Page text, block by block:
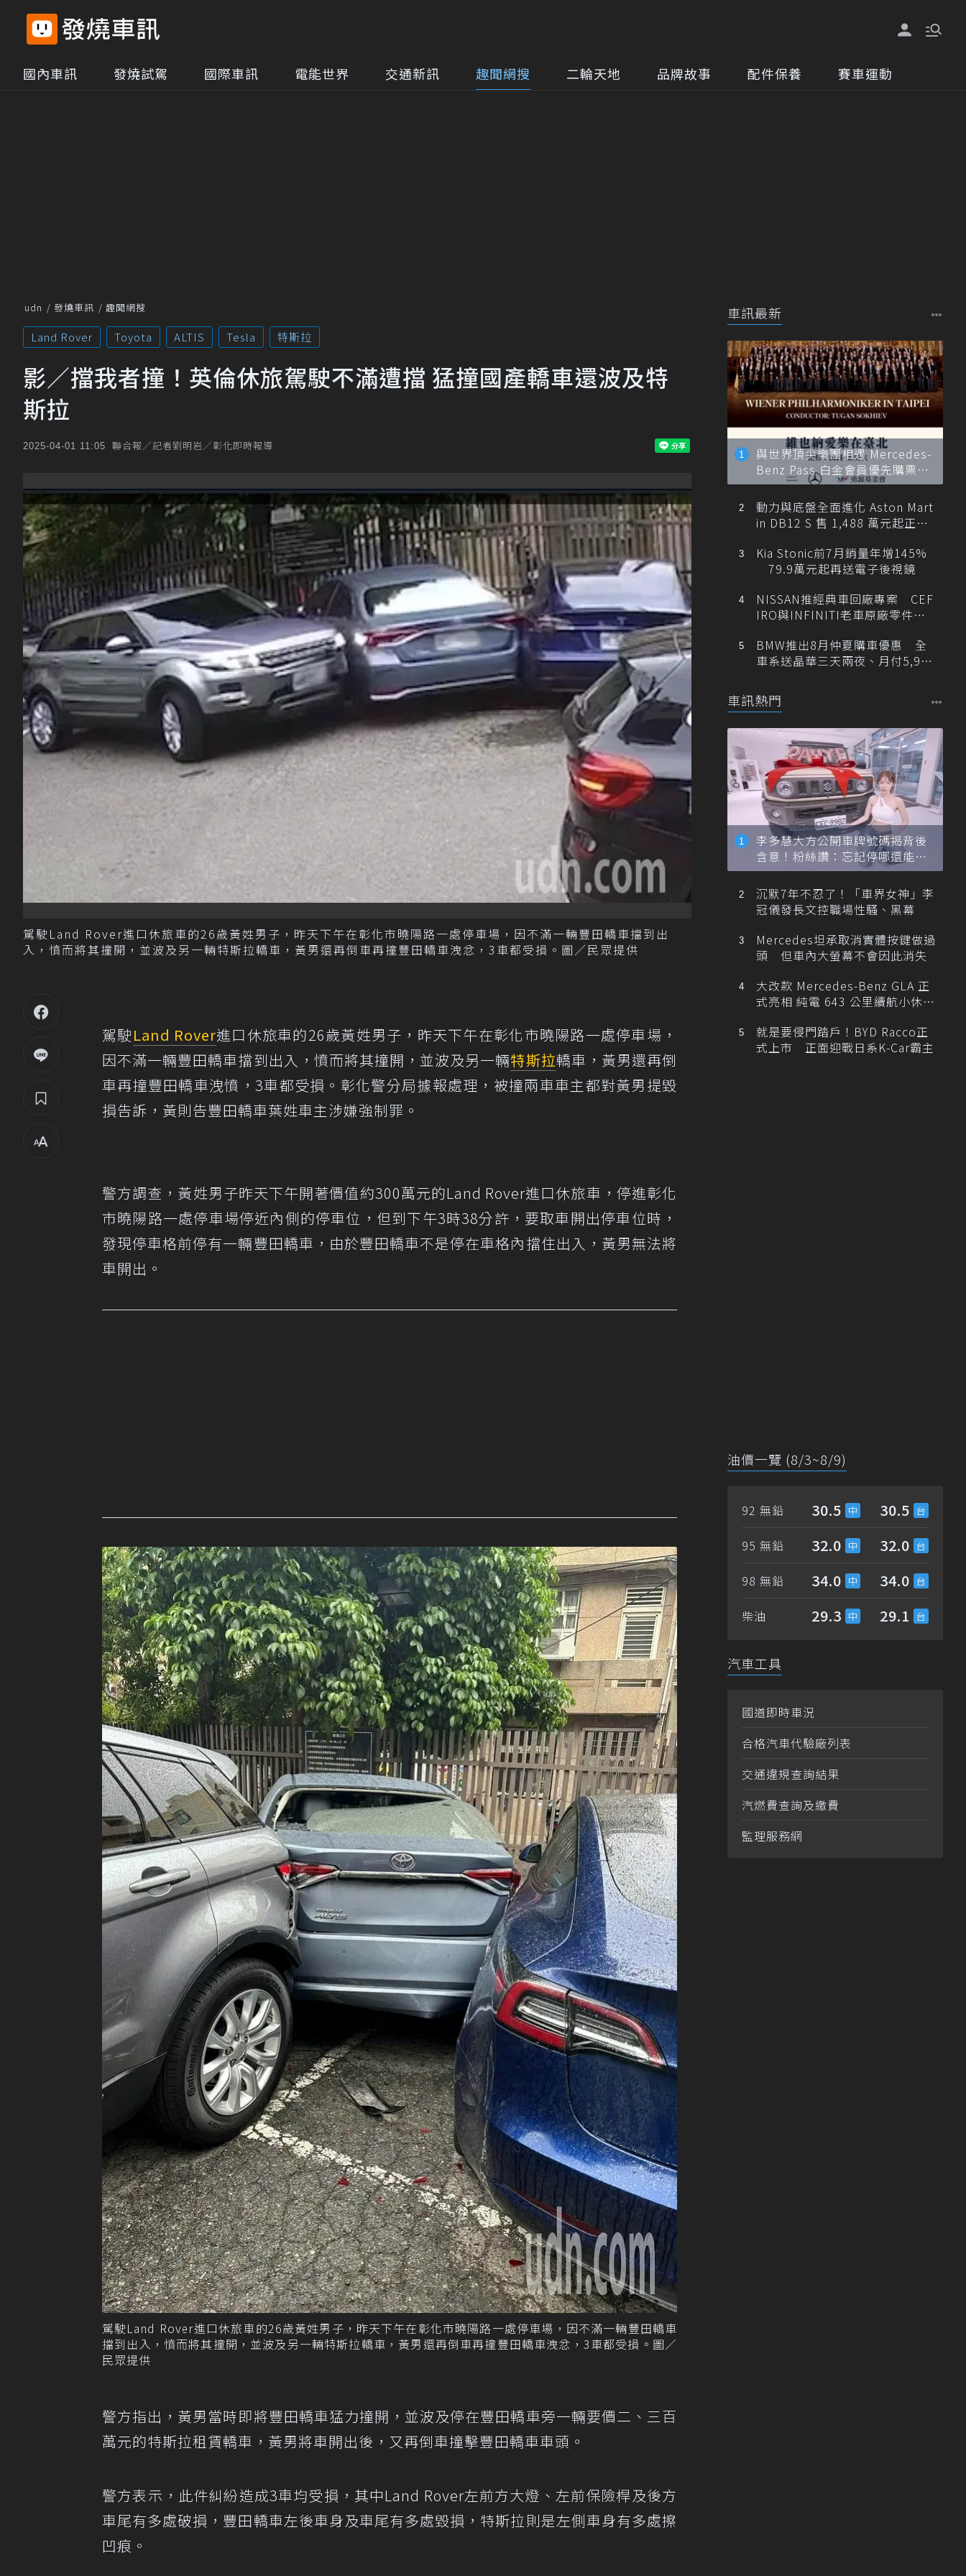
國內車訊 發燒試駕 國際車訊 電能世界 交通新訊 趣聞網搜 二輪天地 品牌故事 配件保養 賽車運動
udn 發燒車訊 趣聞網搜
Land Rover Toyota ALTIS Tesla 特斯拉
影／擋我者撞！英倫休旅駕駛不滿遭擋 猛撞國產轎車還波及特
斯拉
2025-04-01 11:05 聯合報／記者劉明岩／彰化即時報導
駕駛Land Rover進口休旅車的26歲黃姓男子，昨天下午在彰化市曉陽路一處停車場，因不滿一輛豐田轎車擋到出
入，憤而將其撞開，並波及另一輛特斯拉轎車，黃男還再倒車再撞豐田轎車洩忿，3車都受損。圖／民眾提供
駕駛Land Rover進口休旅車的26歲黃姓男子，昨天下午在彰化市曉陽路一處停車場，
因不滿一輛豐田轎車擋到出入，憤而將其撞開，並波及另一輛特斯拉轎車，黃男還再倒
車再撞豐田轎車洩憤，3車都受損。彰化警分局據報處理，被撞兩車車主都對黃男提毀
損告訴，黃則告豐田轎車葉姓車主涉嫌強制罪。
警方調查，黃姓男子昨天下午開著價值約300萬元的Land Rover進口休旅車，停進彰化
市曉陽路一處停車場停近內側的停車位，但到下午3時38分許，要取車開出停車位時，
發現停車格前停有一輛豐田轎車，由於豐田轎車不是停在車格內擋住出入，黃男無法將
車開出。
駕駛Land Rover進口休旅車的26歲黃姓男子，昨天下午在彰化市曉陽路一處停車場，因不滿一輛豐田轎車
擋到出入，憤而將其撞開，並波及另一輛特斯拉轎車，黃男還再倒車再撞豐田轎車洩忿，3車都受損。圖／
民眾提供
警方指出，黃男當時即將豐田轎車猛力撞開，並波及停在豐田轎車旁一輛要價二、三百
萬元的特斯拉租賃轎車，黃男將車開出後，又再倒車撞擊豐田轎車車頭。
警方表示，此件糾紛造成3車均受損，其中Land Rover左前方大燈、左前保險桿及後方
車尾有多處破損，豐田轎車左後車身及車尾有多處毀損，特斯拉則是左側車身有多處擦
凹痕。
車訊最新
與世界頂尖樂團相遇 Mercedes-
Benz Pass 白金會員優先購票維
也納愛樂
動力與底盤全面進化 Aston Mart
in DB12 S 售 1,488 萬元起正式
Kia Stonic前7月銷量年增145%
79.9萬元起再送電子後視鏡
NISSAN推經典車回廠專案 CEF
IRO與INFINITI老車原廠零件最
BMW推出8月仲夏購車優惠 全
車系送晶華三天兩夜、月付5,900
車訊熱門
李多慧大方公開車牌號碼揭背後
含意！粉絲讚：忘記停哪還能幫
忙找車
沉默7年不忍了！「車界女神」李
冠儀發長文控職場性騷、黑幕
Mercedes坦承取消實體按鍵做過
頭 但車內大螢幕不會因此消失
大改款 Mercedes-Benz GLA 正
式亮相 純電 643 公里續航小休
就是要侵門踏戶！BYD Racco正
式上市 正面迎戰日系K-Car霸主
油價一覽 (8/3~8/9)
92 無鉛 30.5 30.5
95 無鉛 32.0 32.0
98 無鉛 34.0 34.0
柴油 29.3 29.1
汽車工具
國道即時車況
合格汽車代驗廠列表
交通違規查詢結果
汽燃費查詢及繳費
監理服務網